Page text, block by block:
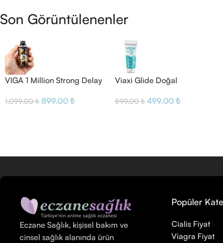
Son Görüntülenenler
VIGA 1 Million Strong Delay
1.099,00₺ 899,00 ₺
Viaxi Glide Doğal
599,00₺ 499,00 ₺
Eczane Sağlık, kişisel bakım ve
cinsel sağlık alanında ürün
Popüler
Cialis Fiyat
Viagra Fiyat